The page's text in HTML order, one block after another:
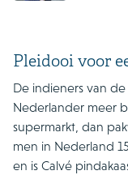
Pleidooi voor
De indieners van
Nederlander meer
supermarkt, dan
men in Nederland
en is Calvé